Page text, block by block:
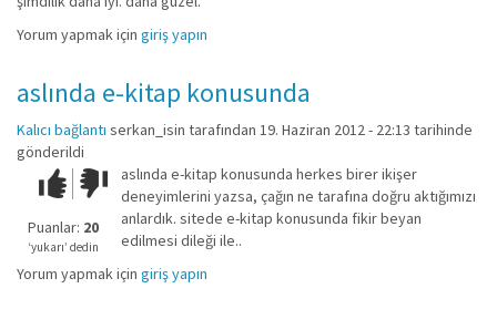
Yorum yapmak için giriş yapın
aslında e-kitap konusunda
Kalıcı bağlantı serkan_isin tarafından 19. Haziran 2012 - 22:13 tarihinde
gönderildi
Çok iyi!O
kadar
iyi
değil!
Puanlar: 20
‘yukarı’ dedin
aslında e-kitap konusunda herkes birer ikişer
deneyimlerini yazsa, çağın ne tarafına doğru aktığımızı
anlardık. sitede e-kitap konusunda fikir beyan
edilmesi dileği ile..
Yorum yapmak için giriş yapın